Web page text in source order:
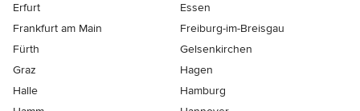
Erfurt
Essen
Frankfurt am Main
Freiburg-im-Breisgau
Fürth
Gelsenkirchen
Graz
Hagen
Halle
Hamburg